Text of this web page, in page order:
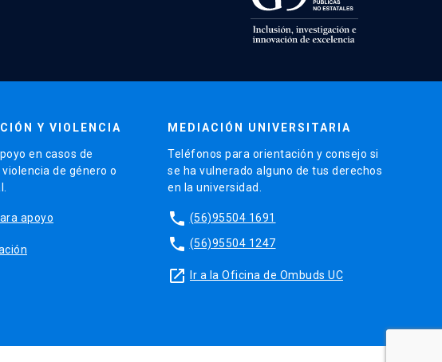
Y VIOLENCIA
en casos de
de género o
apoyo
MEDIACIÓN UNIVERSITARIA
Teléfonos para orientación y consejo si
se ha vulnerado alguno de tus derechos
en la universidad.
phone (56)95504 1691
phone (56)95504 1247
launch Ir a la Oficina de Ombuds UC